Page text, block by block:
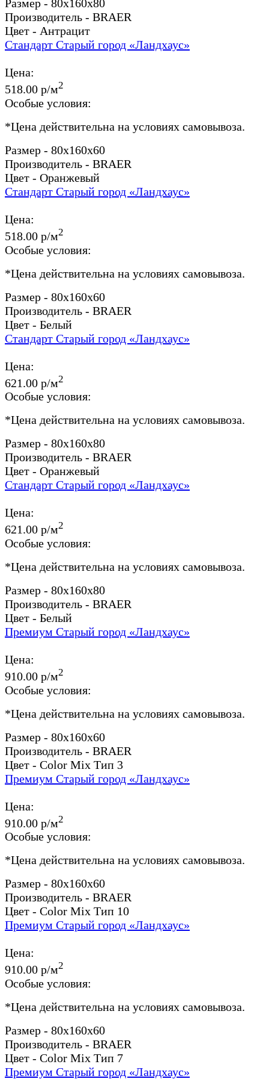
Размер - 80x160x80
Производитель - BRAER
Цвет - Антрацит
Стандарт Старый город «Ландхаус»
Цена:
518.00 р/м2
Особые условия:
*Цена действительна на условиях самовывоза.
Размер - 80x160x60
Производитель - BRAER
Цвет - Оранжевый
Стандарт Старый город «Ландхаус»
Цена:
518.00 р/м2
Особые условия:
*Цена действительна на условиях самовывоза.
Размер - 80x160x60
Производитель - BRAER
Цвет - Белый
Стандарт Старый город «Ландхаус»
Цена:
621.00 р/м2
Особые условия:
*Цена действительна на условиях самовывоза.
Размер - 80x160x80
Производитель - BRAER
Цвет - Оранжевый
Стандарт Старый город «Ландхаус»
Цена:
621.00 р/м2
Особые условия:
*Цена действительна на условиях самовывоза.
Размер - 80x160x80
Производитель - BRAER
Цвет - Белый
Премиум Старый город «Ландхаус»
Цена:
910.00 р/м2
Особые условия:
*Цена действительна на условиях самовывоза.
Размер - 80x160x60
Производитель - BRAER
Цвет - Color Mix Тип 3
Премиум Старый город «Ландхаус»
Цена:
910.00 р/м2
Особые условия:
*Цена действительна на условиях самовывоза.
Размер - 80x160x60
Производитель - BRAER
Цвет - Color Mix Тип 10
Премиум Старый город «Ландхаус»
Цена:
910.00 р/м2
Особые условия:
*Цена действительна на условиях самовывоза.
Размер - 80x160x60
Производитель - BRAER
Цвет - Color Mix Тип 7
Премиум Старый город «Ландхаус»